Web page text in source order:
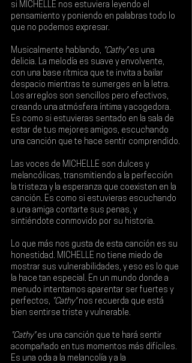
si MICHELLE nos estuviera leyendo el
pensamiento y poniendo en palabras todo lo
que no podemos expresar.
Musicalmente hablando, "Cathy" es una
delicia. La melodía es suave y envolvente,
con una base rítmica que te invita a bailar
despacio mientras te sumerges en la letra.
Los arreglos son sencillos pero efectivos,
creando una atmósfera íntima y acogedora.
Es como si estuvieras sentado en la sala de
estar de tus mejores amigos, escuchando
una canción que te hace sentir comprendido.
Las voces de MICHELLE son dulces y
melancólicas, transmitiendo a la perfección
la tristeza y la esperanza que coexisten en la
canción. Es como si estuvieras escuchando
a una amiga contarte sus penas, y
sintiéndote conmovido por su historia.
Lo que más nos gusta de esta canción es su
honestidad. MICHELLE no tiene miedo de
mostrar sus vulnerabilidades, y eso es lo que
la hace tan especial. En un mundo donde a
menudo intentamos aparentar ser fuertes y
perfectos, "Cathy" nos recuerda que está
bien sentirse triste y vulnerable.
"Cathy" es una canción que te hará sentir
acompañado en tus momentos más difíciles.
Es una oda a la melancolía y a la